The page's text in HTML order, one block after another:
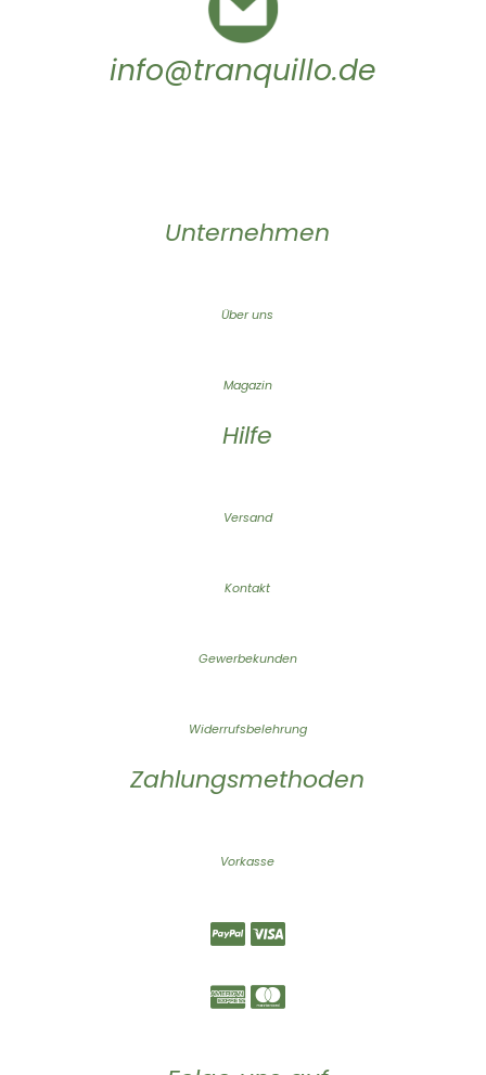
info@tranquillo.de
Unternehmen
Über uns
Magazin
Hilfe
Versand
Kontakt
Gewerbekunden
Widerrufsbelehrung
Zahlungsmethoden
Vorkasse